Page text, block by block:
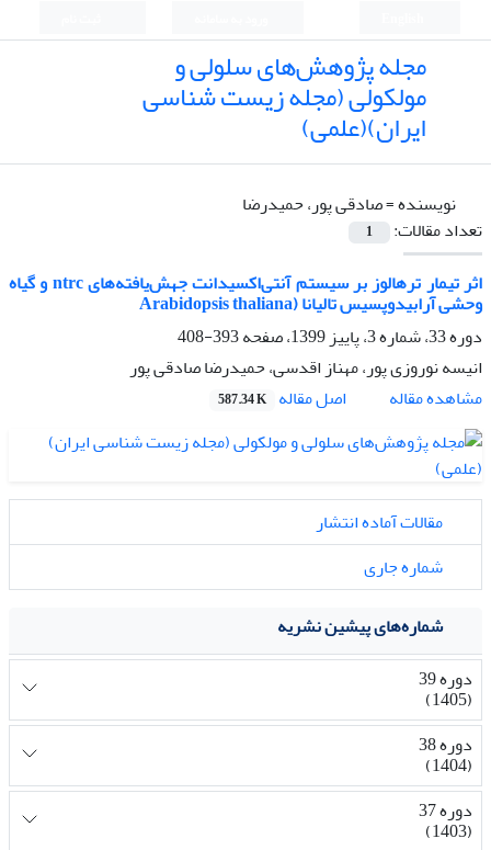
مجله پژوهش‌های سلولی و
مولکولی (مجله زیست شناسی
ایران)(علمی)
نویسنده =صادقی پور، حمیدرضا
تعداد مقالات:
1
اثر تیمار ترهالوز بر سیستم آنتی‌اکسیدانت جهش‌یافته‌های ntrc و گیاه
وحشی آرابیدوپسیس تالیانا (Arabidopsis thaliana
دوره 33، شماره 3، پاییز 1399، صفحه
393-408
انیسه نوروزی پور، مهناز اقدسی، حمیدرضا صادقی پور
مشاهده مقاله
اصل مقاله 587.34 K
مقالات آماده انتشار
شماره جاری
شماره‌های پیشین نشریه
دوره 39
(1405)
دوره 38
(1404)
دوره 37
(1403)